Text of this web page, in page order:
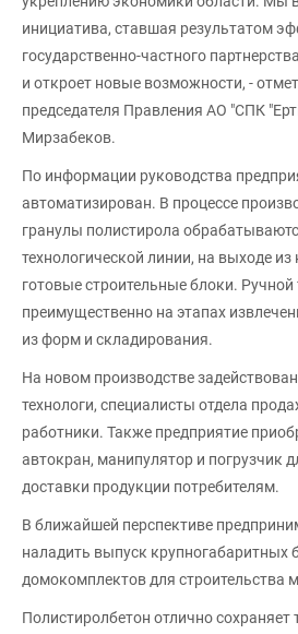
инициатива, ставшая результатом
государственно-частного
и откроет новые возможности, -
председателя Правления АО "СПК
Мирзабеков.
По информации руководства
автоматизирован. В процессе
гранулы полистирола
технологической линии, на выходе
готовые строительные блоки. Ручной
преимущественно на этапах
из форм и складирования.
На новом производстве
технологи, специалисты отдела
работники. Также предприятие
автокран, манипулятор и погрузчик
доставки продукции потребителям.
В ближайшей перспективе
наладить выпуск крупногабаритных
домокомплектов для строительства
Полистиролбетон отлично сохраняет